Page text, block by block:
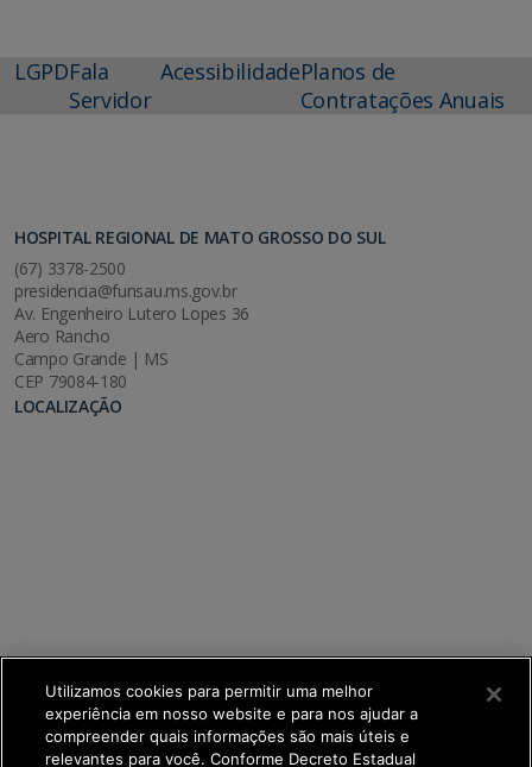
LGPDFala
Servidor
AcessibilidadePlanos de
Contratações Anuais
HOSPITAL REGIONAL DE MATO GROSSO DO SUL
(67) 3378-2500
presidencia@funsau.ms.gov.br
Av. Engenheiro Lutero Lopes 36
Aero Rancho
Campo Grande | MS
CEP 79084-180
LOCALIZAÇÃO
Utilizamos cookies para permitir uma melhor
experiência em nosso website e para nos ajudar a
compreender quais informações são mais úteis e
relevantes para você. Conforme Decreto Estadual